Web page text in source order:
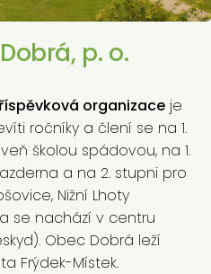
p. o.
organizace je
ročníky a člení se na 1.
školou spádovou, na 1.
a na 2. stupni pro
Nižní Lhoty
se nachází v centru
Obec Dobrá leží
Frýdek-Místek.